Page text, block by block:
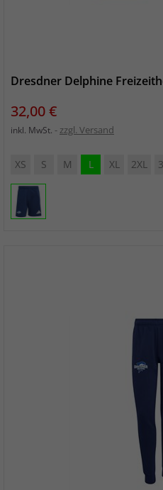
Dresdner Delphine
Preis
32,00 €
inkl. MwSt. zzgl. Versand
XS S M L XL 2XL